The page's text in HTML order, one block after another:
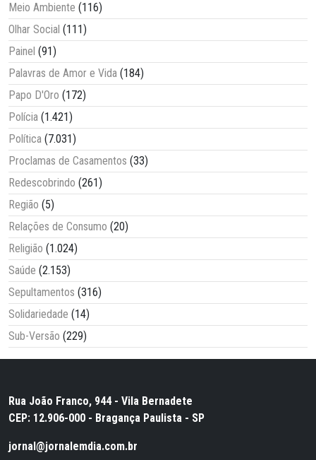
Meio Ambiente (116)
Olhar Social (111)
Painel (91)
Palavras de Amor e Vida (184)
Papo D'Oro (172)
Polícia (1.421)
Política (7.031)
Proclamas de Casamentos (33)
Redescobrindo (261)
Região (5)
Relações de Consumo (20)
Religião (1.024)
Saúde (2.153)
Sepultamentos (316)
Solidariedade (14)
Sub-Versão (229)
Rua João Franco, 944 - Vila Bernadete
CEP: 12.906-000 - Bragança Paulista - SP
jornal@jornalemdia.com.br